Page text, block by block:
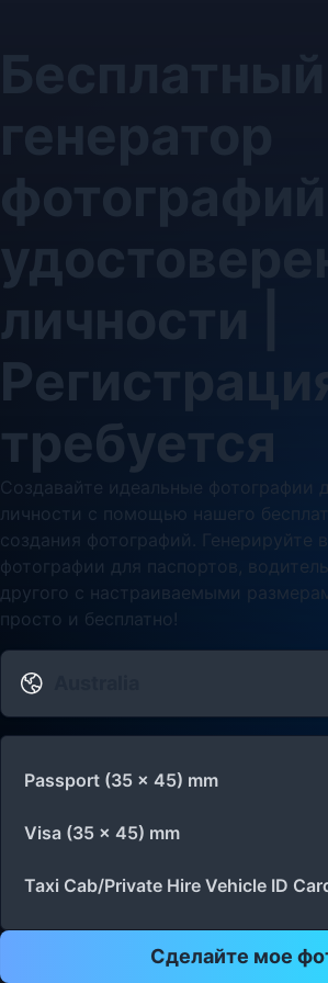
фотографий
личности |
требуется
Создавайте идеальные фотографии
личности с помощью нашего
создания фотографий. Генерируйте
фотографии для паспортов,
другого с настраиваемыми
просто и бесплатно!
Passport (35 x 45) mm
Visa (35 x 45) mm
Taxi Cab/Private Hire Vehicle ID
Сделайте мое